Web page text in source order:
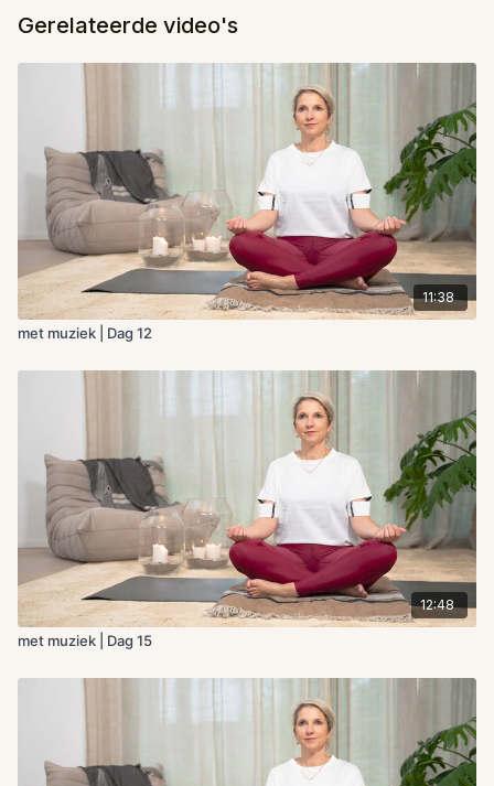
Gerelateerde video's
11:38
met muziek | Dag 12
12:48
met muziek | Dag 15